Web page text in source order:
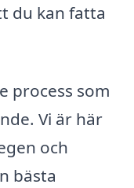
du kan fatta
process som
Vi är här
och
bästa